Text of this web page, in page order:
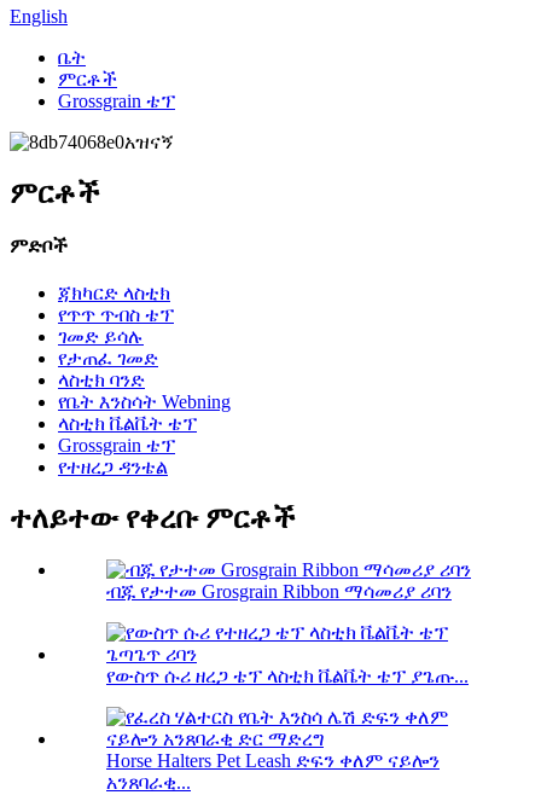
English
ቤት
ምርቶች
Grossgrain ቴፕ
ምርቶች
ምድቦች
ጃክካርድ ላስቲክ
የጥጥ ጥብስ ቴፕ
ገመድ ይሳሉ
የታጠፈ ገመድ
ላስቲክ ባንድ
የቤት እንስሳት Webning
ላስቲክ ቬልቬት ቴፕ
Grossgrain ቴፕ
የተዘረጋ ዳንቴል
ተለይተው የቀረቡ ምርቶች
ብጁ የታተመ Grosgrain Ribbon ማሳመሪያ ሪባን
የውስጥ ሱሪ ዘረጋ ቴፕ ላስቲክ ቬልቬት ቴፕ ያጌጡ...
Horse Halters Pet Leash ድፍን ቀለም ናይሎን
አንጸባራቂ...